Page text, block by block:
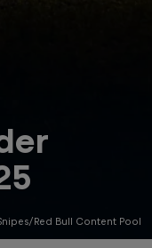
Red Bull Content Pool